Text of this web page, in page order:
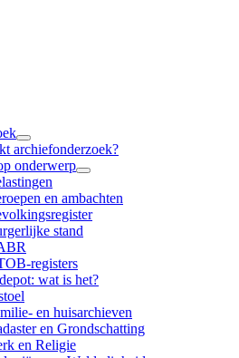
archiefonderzoek?
onderwerp
en ambachten
stand
registers
wat is het?
en huisarchieven
en Grondschatting
en Religie